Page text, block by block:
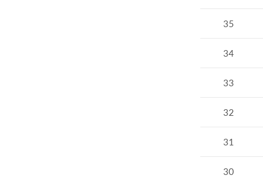
35
34
33
32
31
30